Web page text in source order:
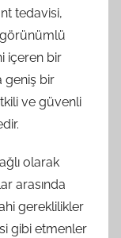
tedavisi,
görünümlü
içeren bir
geniş bir
ve güvenli
olarak
arasında
gereklilikler
gibi etmenler